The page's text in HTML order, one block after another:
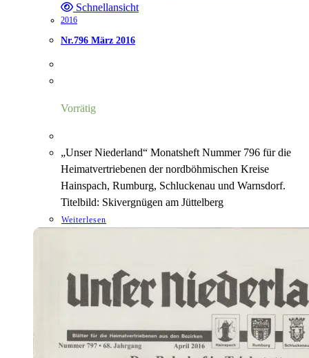
Schnellansicht
2016
Nr.796 März 2016
Vorrätig
„Unser Niederland“ Monatsheft Nummer 796 für die
Heimatvertriebenen der nordböhmischen Kreise
Hainspach, Rumburg, Schluckenau und Warnsdorf.
Titelbild: Skivergnügen am Jüttelberg
Weiterlesen